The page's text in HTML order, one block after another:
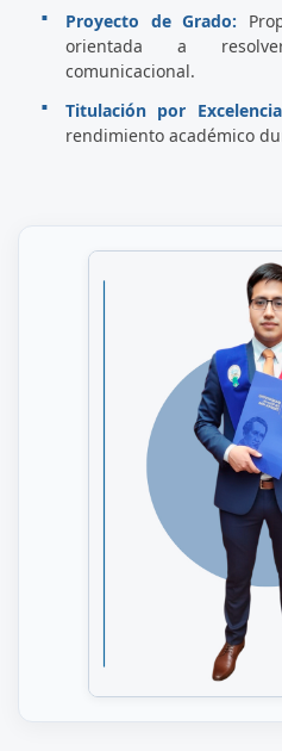
Proyecto de Grado:
orientada a
comunicacional.
Titulación por
rendimiento académico